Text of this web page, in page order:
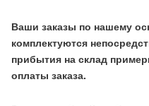
Ваши заказы по нашему
комплектуются
прибытия на склад
оплаты заказа.